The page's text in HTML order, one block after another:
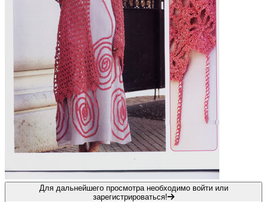
Для дальнейшего просмотра необходимо войти или
зарегистрироваться!